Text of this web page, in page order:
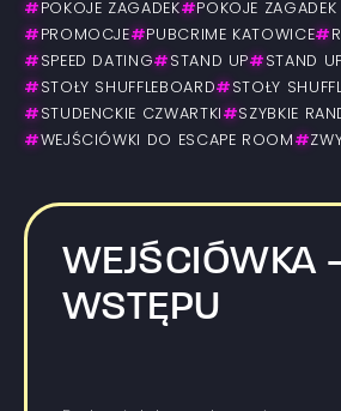
# POKOJE ZAGADEK# POKOJE
# PROMOCJE# PUBCRIME KATOWICE#
# SPEED DATING# STAND UP# STAND
# STOŁY SHUFFLEBOARD# STOŁY
# STUDENCKIE CZWARTKI #SZYBKIE
#WEJŚCIÓWKI DO ESCAPE ROOM #
WEJŚCIÓWKA
WSTĘPU